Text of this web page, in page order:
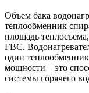
Объем бака
теплообменник
площадь
ГВС.
один
мощности – это
системы горячего